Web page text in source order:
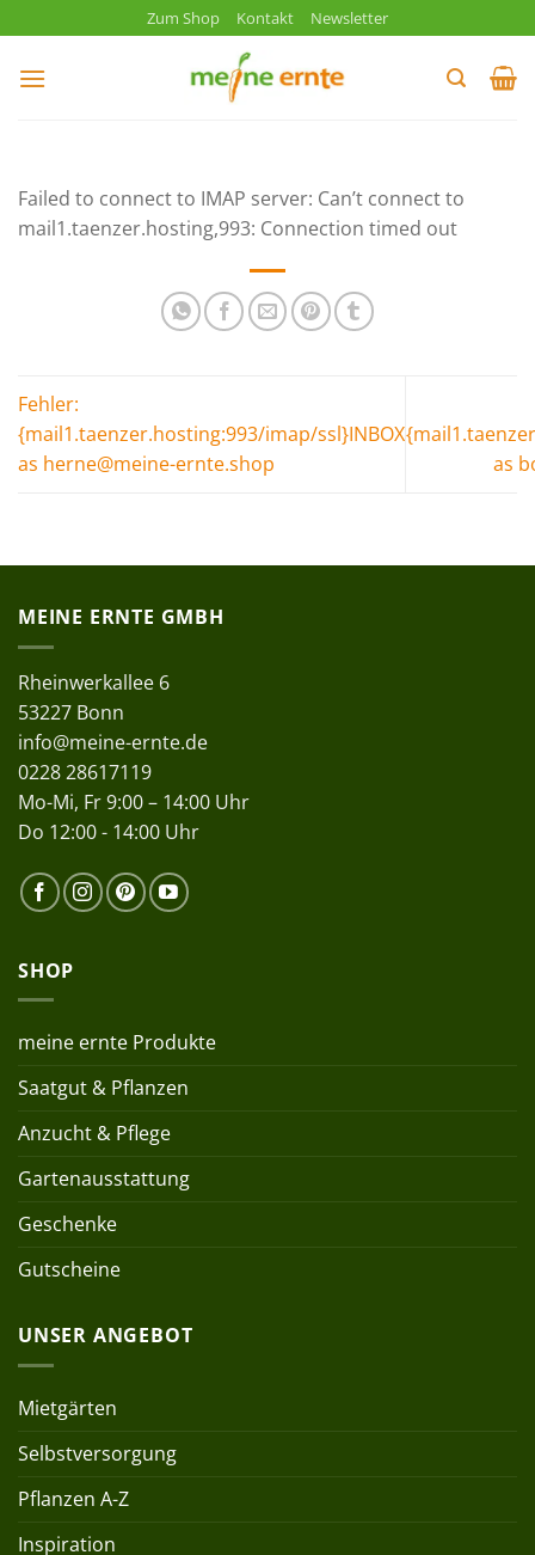
Inhalt
springen
Zum Shop Kontakt Newsletter
Failed to connect to IMAP server: Can’t connect to
mail1.taenzer.hosting,993: Connection timed out
Fehler:
{mail1.taenzer.hosting:993/imap/ssl}INBOX
as herne@meine-ernte.shop
as
MEINE ERNTE GMBH
Rheinwerkallee 6
53227 Bonn
info@meine-ernte.de
0228 28617119
Mo-Mi, Fr 9:00 – 14:00 Uhr
Do 12:00 - 14:00 Uhr
SHOP
meine ernte Produkte
Saatgut & Pflanzen
Anzucht & Pflege
Gartenausstattung
Geschenke
Gutscheine
UNSER ANGEBOT
Mietgärten
Selbstversorgung
Pflanzen A-Z
Inspiration